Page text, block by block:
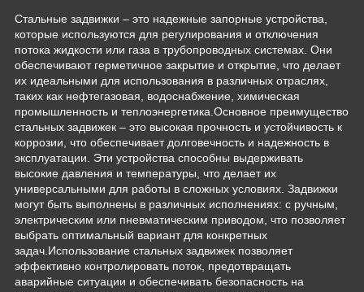
Стальные задвижки – это надежные запорные устройства,
которые используются для регулирования и отключения
потока жидкости или газа в трубопроводных системах. Они
обеспечивают герметичное закрытие и открытие, что делает
их идеальными для использования в различных отраслях,
таких как нефтегазовая, водоснабжение, химическая
промышленность и теплоэнергетика.Основное преимущество
стальных задвижек – это высокая прочность и устойчивость к
коррозии, что обеспечивает долговечность и надежность в
эксплуатации. Эти устройства способны выдерживать
высокие давления и температуры, что делает их
универсальными для работы в сложных условиях. Задвижки
могут быть выполнены в различных исполнениях: с ручным,
электрическим или пневматическим приводом, что позволяет
выбрать оптимальный вариант для конкретных
задач.Использование стальных задвижек позволяет
эффективно контролировать поток, предотвращать
аварийные ситуации и обеспечивать безопасность на